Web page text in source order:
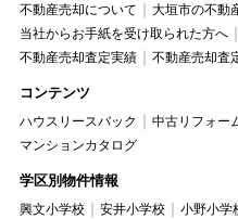
不動産売却について
大垣市の不動
当社からお手紙を受け取られた方へ
不動産売却査定実績
不動産売却査
コンテンツ
ハウスリースバック 中古リフォー
マンションカタログ
学区別物件情報
興文小学校 安井小学校 小野小学